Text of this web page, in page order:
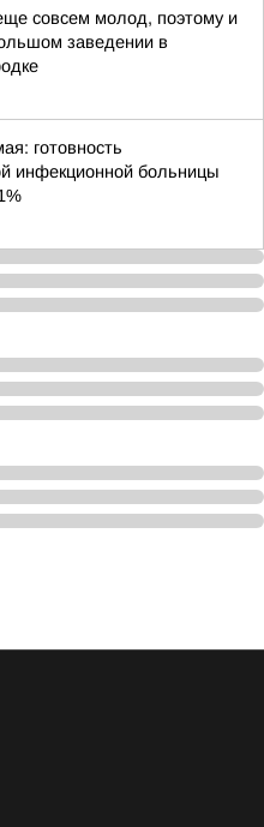
совсем молод, поэтому и
заведении в
готовность
инфекционной больницы